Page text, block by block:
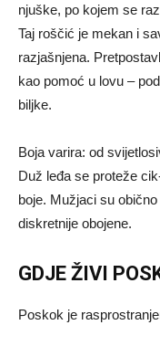
njuške, po kojem se
Taj roščić je mekan i
razjašnjena.
kao pomoć u lovu –
biljke.
Boja varira: od
Duž leđa se proteže
boje. Mužjaci su
diskretnije obojene.
GDJE ŽIVI
Poskok je